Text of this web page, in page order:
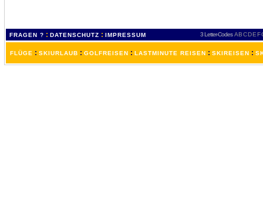
FRAGEN ? : DATENSCHUTZ : IMPRESSUM 3 Letter-Codes ABCDEF
FLÜGE : SKIURLAUB : GOLFREISEN : LASTMINUTE REISEN : SKIREISEN :